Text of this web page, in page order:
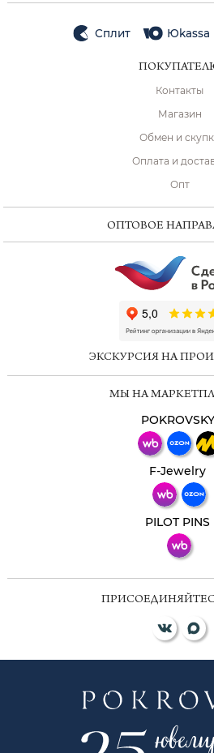
Сплит Юkassa
Контакты
Магазин
Обмен и
Оплата и
Опт
ОПТОВОЕ
ЭКСКУРСИЯ НА
МЫ НА
POKROVSKY
F-Jewelry
PILOT PINS